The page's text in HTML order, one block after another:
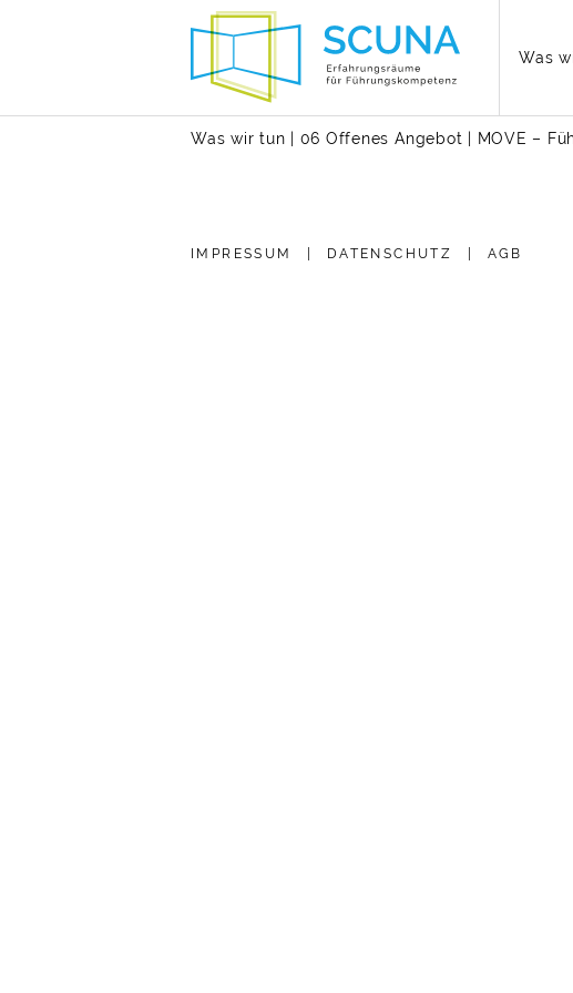
Was
Was wir tun 06 Offenes Angebot MOVE –
IMPRESSUM DATEN­SCHUTZ AGB